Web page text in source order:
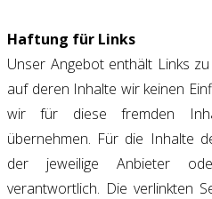
Haftung für Links
Unser Angebot enthält Links
auf deren Inhalte wir keinen
wir für diese fremden
übernehmen. Für die Inhalte
der jeweilige Anbieter
verantwortlich. Die verlinkten